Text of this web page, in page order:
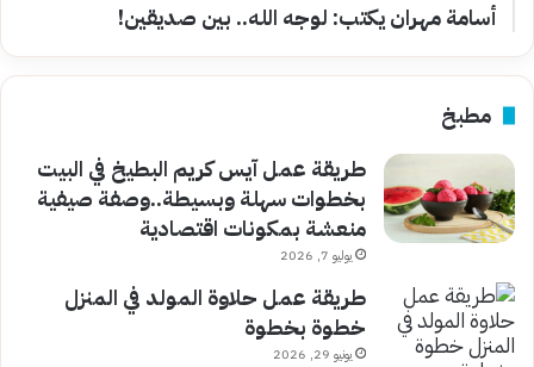
أسامة مهران يكتب: لوجه الله.. بين صديقين!
مطبخ
طريقة عمل آيس كريم البطيخ في البيت
بخطوات سهلة وبسيطة..وصفة صيفية
منعشة بمكونات اقتصادية
يوليو 7, 2026
طريقة عمل حلاوة المولد في المنزل
خطوة بخطوة
يونيو 29, 2026